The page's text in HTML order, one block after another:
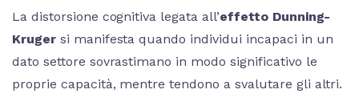
La distorsione cognitiva legata all’effetto Dunning-
Krugersi manifesta quando individui incapaci in un
dato settore sovrastimano in modo significativo le
proprie capacità, mentre tendono a svalutare gli altri.